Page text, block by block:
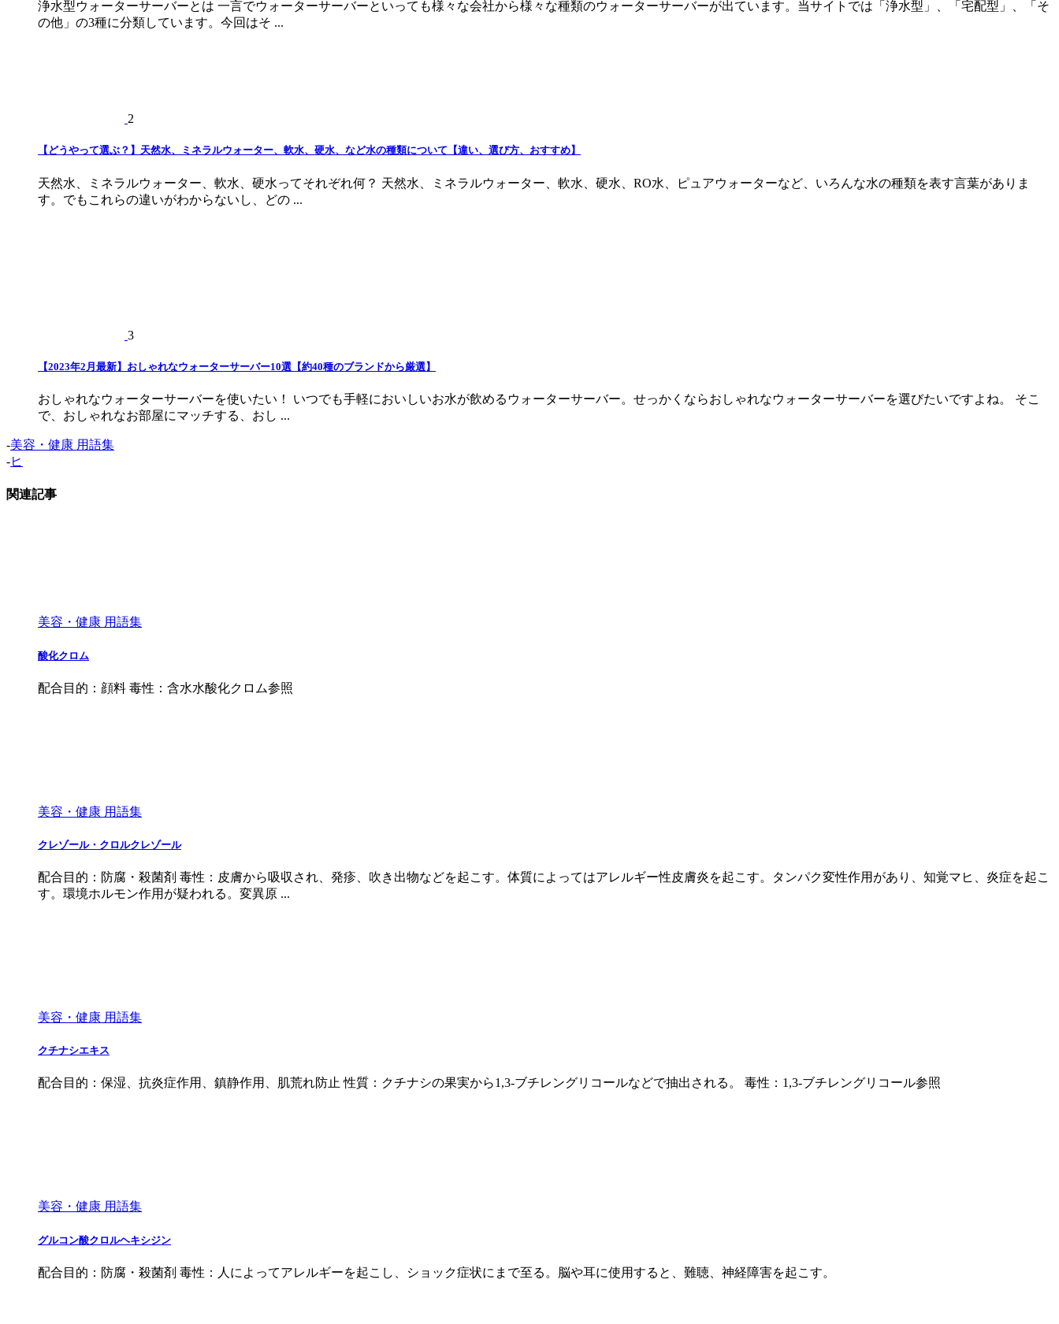
浄水型ウォーターサーバーとは 一言でウォーターサーバーといっても様々な会社から様々な種類のウォーターサーバーが出ています。当サイトでは「浄水型」、「宅配型」、「そ
の他」の3種に分類しています。今回はそ ...
2
【どうやって選ぶ？】天然水、ミネラルウォーター、軟水、硬水、など水の種類について【違い、選び方、おすすめ】
天然水、ミネラルウォーター、軟水、硬水ってそれぞれ何？ 天然水、ミネラルウォーター、軟水、硬水、RO水、ピュアウォーターなど、いろんな水の種類を表す言葉がありま
す。でもこれらの違いがわからないし、どの ...
3
【2023年2月最新】おしゃれなウォーターサーバー10選【約40種のブランドから厳選】
おしゃれなウォーターサーバーを使いたい！ いつでも手軽においしいお水が飲めるウォーターサーバー。せっかくならおしゃれなウォーターサーバーを選びたいですよね。 そこ
で、おしゃれなお部屋にマッチする、おし ...
-美容・健康 用語集
-ヒ
関連記事
美容・健康 用語集
酸化クロム
配合目的：顔料 毒性：含水水酸化クロム参照
美容・健康 用語集
クレゾール・クロルクレゾール
配合目的：防腐・殺菌剤 毒性：皮膚から吸収され、発疹、吹き出物などを起こす。体質によってはアレルギー性皮膚炎を起こす。タンパク変性作用があり、知覚マヒ、炎症を起こ
す。環境ホルモン作用が疑われる。変異原 ...
美容・健康 用語集
クチナシエキス
配合目的：保湿、抗炎症作用、鎮静作用、肌荒れ防止 性質：クチナシの果実から1,3-ブチレングリコールなどで抽出される。 毒性：1,3-ブチレングリコール参照
美容・健康 用語集
グルコン酸クロルヘキシジン
配合目的：防腐・殺菌剤 毒性：人によってアレルギーを起こし、ショック症状にまで至る。脳や耳に使用すると、難聴、神経障害を起こす。